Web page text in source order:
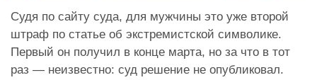
Судя по сайту суда, для мужчины это уже второй
штраф по статье об экстремистской символике.
Первый он получил в конце марта, но за что в тот
раз — неизвестно: суд решение не опубликовал.